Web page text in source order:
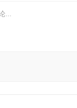
...